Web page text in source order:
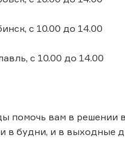
с 10.00 до 14.00
с 10.00 до 14.00
помочь вам в решении
в будни, и в выходные